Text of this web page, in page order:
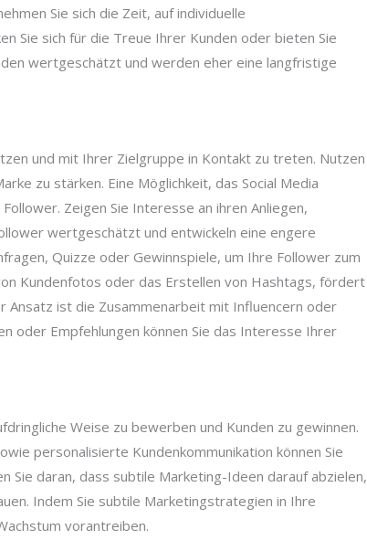
Sie sich die Zeit, auf individuelle
Sie sich für die Treue Ihrer Kunden oder bieten Sie
wertgeschätzt und werden eher eine langfristige
und mit Ihrer Zielgruppe in Kontakt zu treten. Nutzen
zu stärken. Eine Möglichkeit, das Social Media
Zeigen Sie Interesse an ihren Anliegen,
wertgeschätzt und entwickeln eine engere
Quizze oder Gewinnspiele, um Ihre Follower zum
Kundenfotos oder das Erstellen von Hashtags, fördert
Ansatz ist die Zusammenarbeit mit Influencern oder
oder Empfehlungen können Sie das Interesse Ihrer
Weise zu bewerben und Kunden zu gewinnen.
personalisierte Kundenkommunikation können Sie
Sie daran, dass subtile Marketing-Ideen darauf abzielen,
Indem Sie subtile Marketingstrategien in Ihre
vorantreiben.